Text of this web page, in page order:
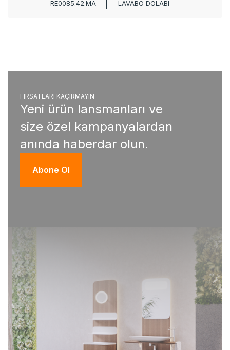
RE0085.42.MA LAVABO DOLABI
FIRSATLARI KAÇIRMAYIN
Yeni ürün lansmanları ve
size özel kampanyalardan
anında haberdar olun.
Abone Ol